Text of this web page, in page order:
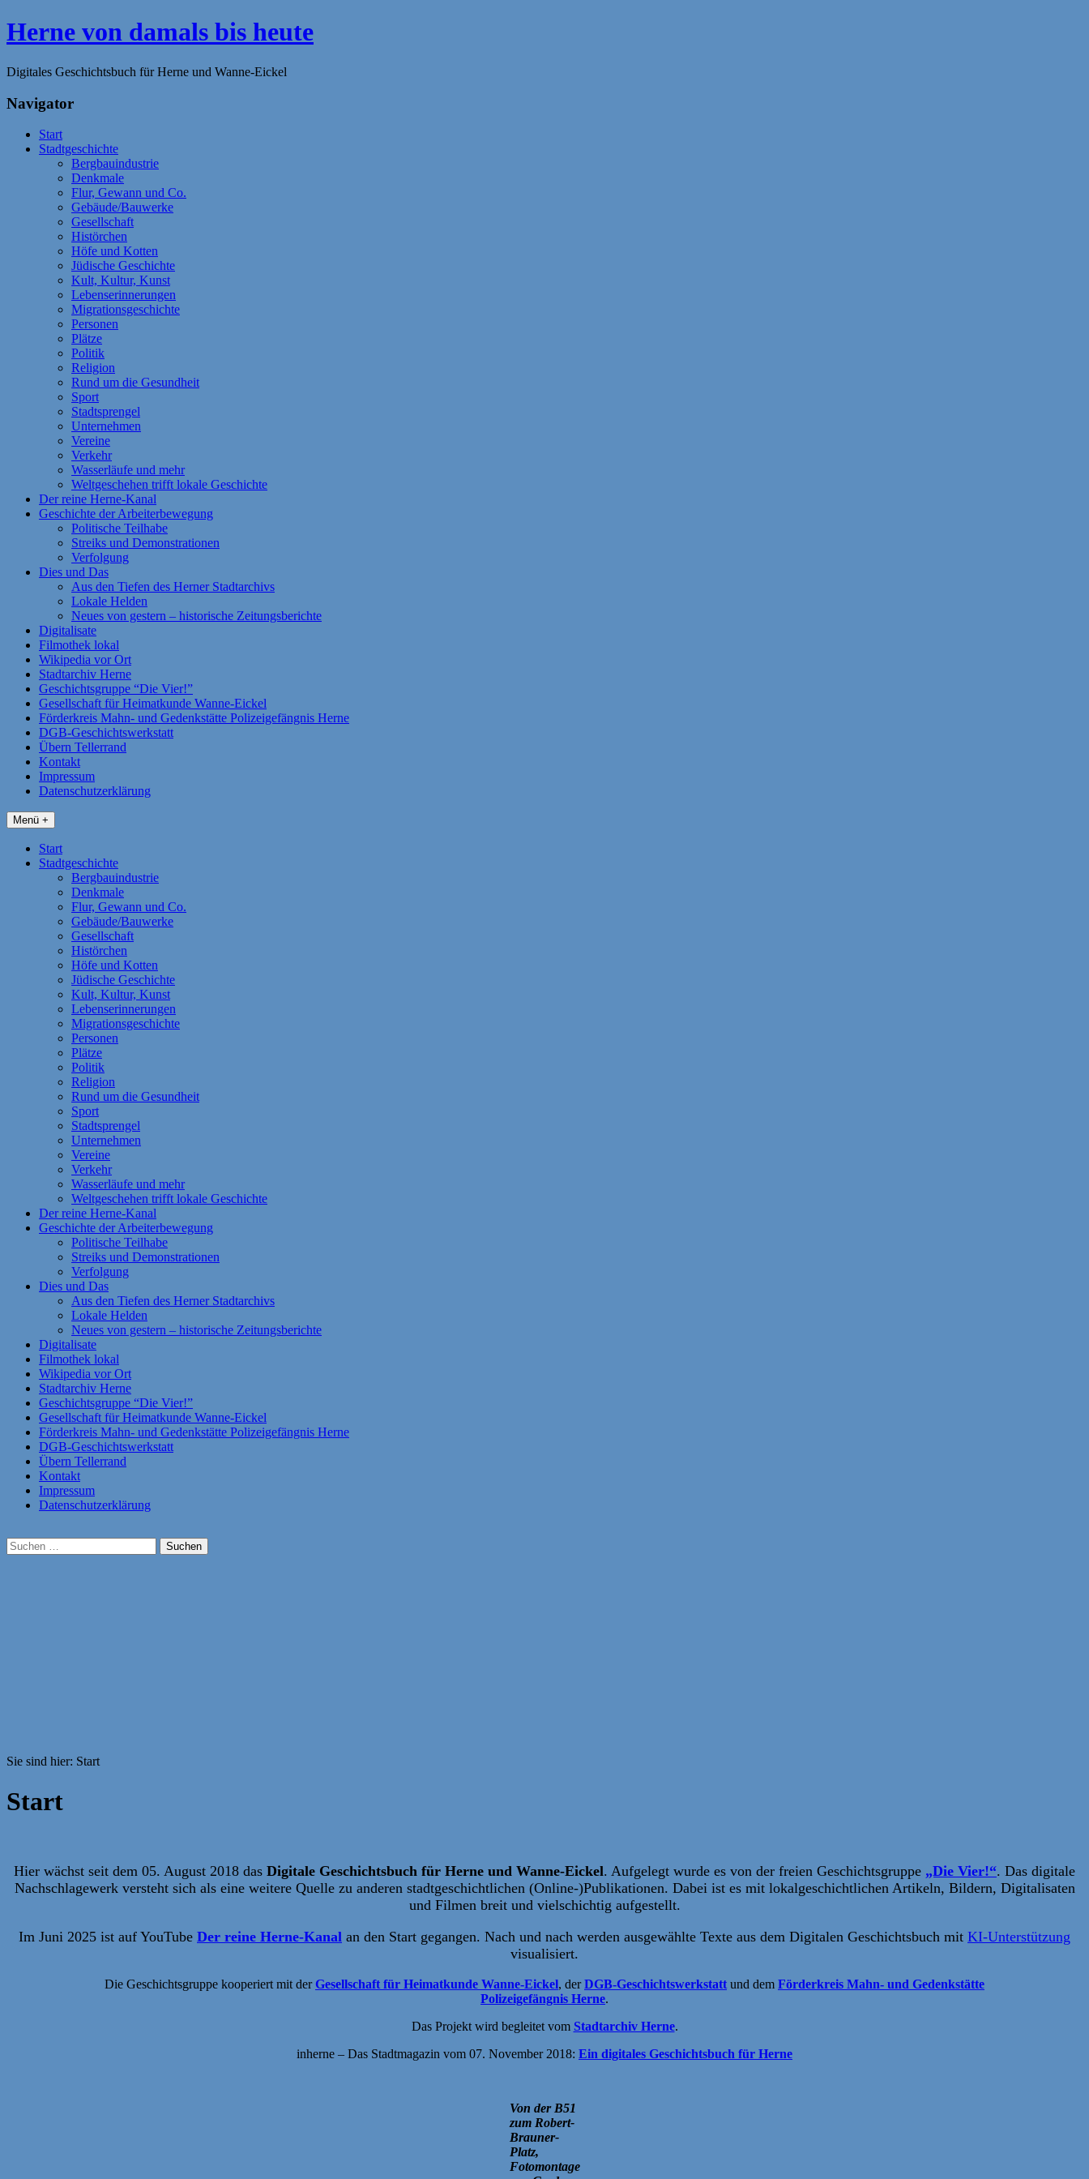
Zum
Inhalt
Herne von damals bis heute
Digitales Geschichtsbuch für Herne und Wanne-Eickel
Navigator
Start
Stadtgeschichte
Bergbauindustrie
Denkmale
Flur, Gewann und Co.
Gebäude/Bauwerke
Gesellschaft
Histörchen
Höfe und Kotten
Jüdische Geschichte
Kult, Kultur, Kunst
Lebenserinnerungen
Migrationsgeschichte
Personen
Plätze
Politik
Religion
Rund um die Gesundheit
Sport
Stadtsprengel
Unternehmen
Vereine
Verkehr
Wasserläufe und mehr
Weltgeschehen trifft lokale Geschichte
Der reine Herne-Kanal
Geschichte der Arbeiterbewegung
Politische Teilhabe
Streiks und Demonstrationen
Verfolgung
Dies und Das
Aus den Tiefen des Herner Stadtarchivs
Lokale Helden
Neues von gestern – historische Zeitungsberichte
Digitalisate
Filmothek lokal
Wikipedia vor Ort
Stadtarchiv Herne
Geschichtsgruppe “Die Vier!”
Gesellschaft für Heimatkunde Wanne-Eickel
Förderkreis Mahn- und Gedenkstätte Polizeigefängnis Herne
DGB-Geschichtswerkstatt
Übern Tellerrand
Kontakt
Impressum
Datenschutzerklärung
Menü +
Start
Stadtgeschichte
Bergbauindustrie
Denkmale
Flur, Gewann und Co.
Gebäude/Bauwerke
Gesellschaft
Histörchen
Höfe und Kotten
Jüdische Geschichte
Kult, Kultur, Kunst
Lebenserinnerungen
Migrationsgeschichte
Personen
Plätze
Politik
Religion
Rund um die Gesundheit
Sport
Stadtsprengel
Unternehmen
Vereine
Verkehr
Wasserläufe und mehr
Weltgeschehen trifft lokale Geschichte
Der reine Herne-Kanal
Geschichte der Arbeiterbewegung
Politische Teilhabe
Streiks und Demonstrationen
Verfolgung
Dies und Das
Aus den Tiefen des Herner Stadtarchivs
Lokale Helden
Neues von gestern – historische Zeitungsberichte
Digitalisate
Filmothek lokal
Wikipedia vor Ort
Stadtarchiv Herne
Geschichtsgruppe “Die Vier!”
Gesellschaft für Heimatkunde Wanne-Eickel
Förderkreis Mahn- und Gedenkstätte Polizeigefängnis Herne
DGB-Geschichtswerkstatt
Übern Tellerrand
Kontakt
Impressum
Datenschutzerklärung
Suchen
nach:
Sie sind hier: Start
Start
Hier wächst seit dem 05. August 2018 das Digitale Geschichtsbuch für Herne und Wanne-Eickel. Aufgelegt wurde es von der freien Geschichtsgruppe „Die Vier!“. Das digitale
Nachschlagewerk versteht sich als eine weitere Quelle zu anderen stadtgeschichtlichen (Online-)Publikationen. Dabei ist es mit lokalgeschichtlichen Artikeln, Bildern, Digitalisaten
und Filmen breit und vielschichtig aufgestellt.
Im Juni 2025 ist auf YouTube Der reine Herne-Kanal an den Start gegangen. Nach und nach werden ausgewählte Texte aus dem Digitalen Geschichtsbuch mit KI-Unterstützung
visualisiert.
Die Geschichtsgruppe kooperiert mit derGesellschaft für Heimatkunde Wanne-Eickel, derDGB-Geschichtswerkstatt und dem Förderkreis Mahn- und Gedenkstätte
Polizeigefängnis Herne.
Das Projekt wird begleitet vom Stadtarchiv Herne.
inherne – Das Stadtmagazin vom 07. November 2018: Ein digitales Geschichtsbuch für Herne
Von der B51
zum Robert-
Brauner-
Platz,
Fotomontage